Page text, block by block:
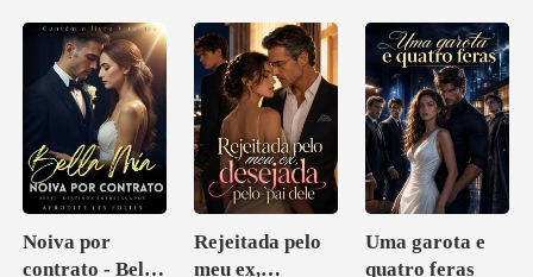
Beta
esposa
Noiva por
contrato - Bella
Rejeitada pelo
meu ex,
Uma garota e
quatro feras